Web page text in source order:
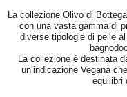
La collezione Olivo di
con una vasta gamma di
diverse tipologie di pelle
La collezione è destinata
un’indicazione Vegana
equilibri